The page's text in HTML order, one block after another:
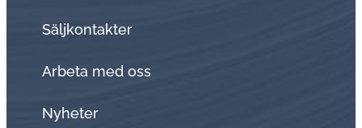
Sälj­kon­tak­ter
Arbeta med oss
Nyheter